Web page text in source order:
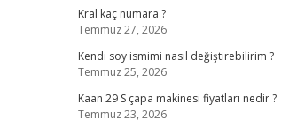
Kral kaç numara ?
Temmuz 27, 2026
Kendi soy ismimi nasıl değiştirebilirim ?
Temmuz 25, 2026
Kaan 29 S çapa makinesi fiyatları nedir ?
Temmuz 23, 2026